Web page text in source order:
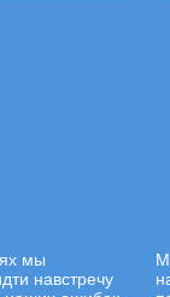
мы
навстречу